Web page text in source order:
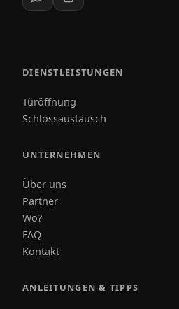
DIENSTLEISTUNGEN
Türöffnung
Schlossaustausch
UNTERNEHMEN
Über uns
Partner
Wo?
FAQ
Kontakt
ANLEITUNGEN & TIPPS